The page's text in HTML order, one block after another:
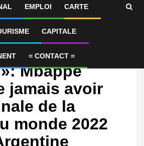
EMPLOI CARTE
CAPITALE
= CONTACT =
réveiller des
Mbappé
jamais avoir
de la
monde 2022